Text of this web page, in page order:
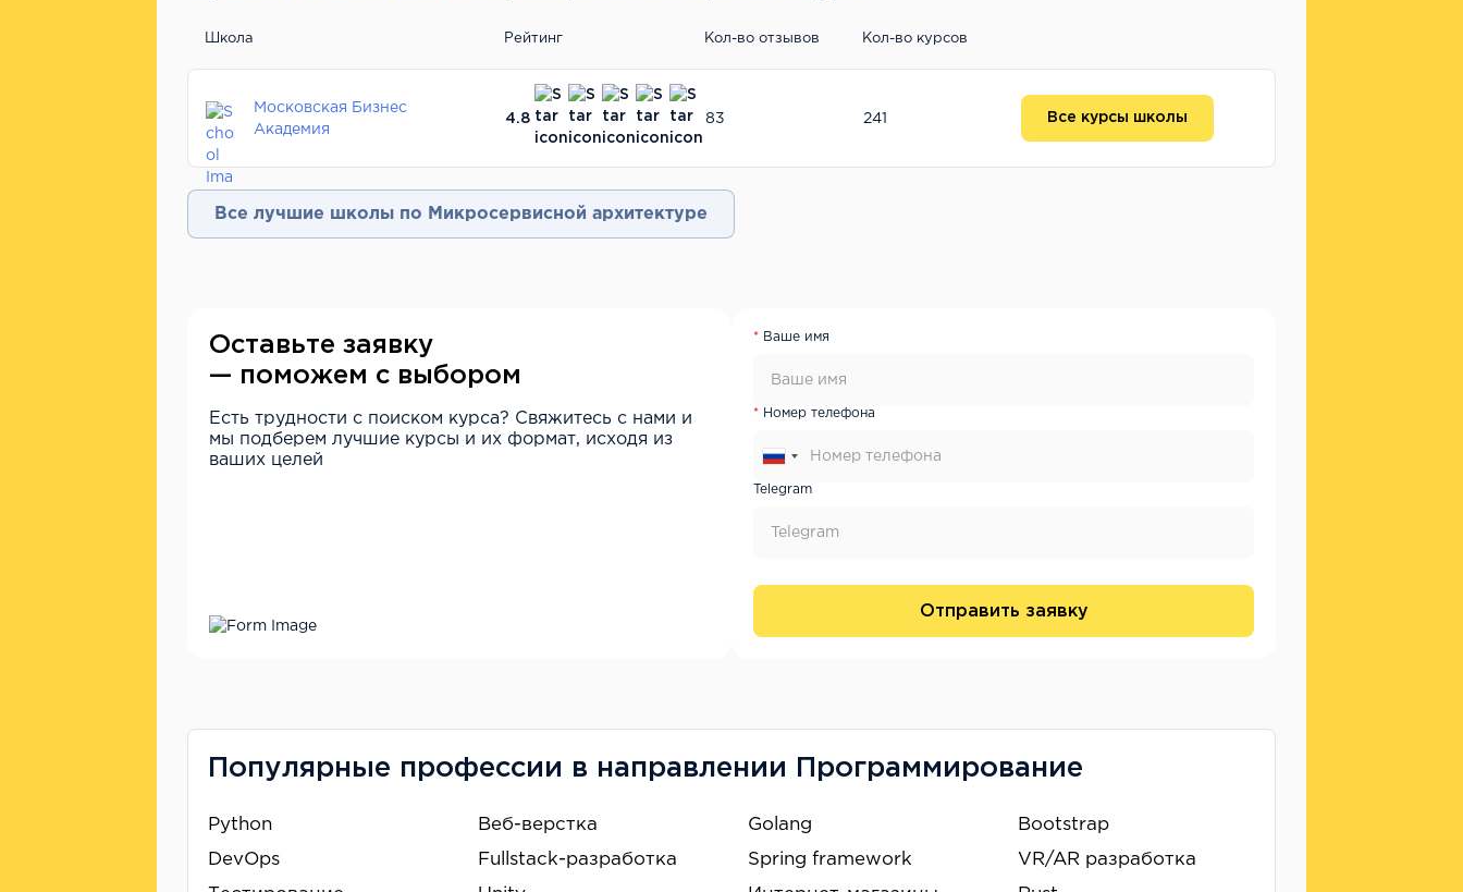
Школа Рейтинг Кол-во отзывов Кол-во курсов
Московская Бизнес
Академия
4.8 83 241 Все курсы школы
Все лучшие школы по Микросервисной архитектуре
Оставьте заявку
— поможем с выбором
Есть трудности с поиском курса? Свяжитесь с нами и
мы подберем лучшие курсы и их формат, исходя из
ваших целей
Ваше имя
Номер телефона
Telegram
Отправить заявку
Популярные профессии в направлении Программирование
Python
DevOps
Веб-верстка
Fullstack-разработка
Golang
Spring framework
Bootstrap
VR/AR разработка